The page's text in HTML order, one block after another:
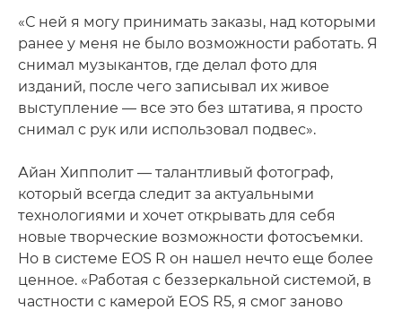
«С ней я могу принимать заказы, над которыми
ранее у меня не было возможности работать. Я
снимал музыкантов, где делал фото для
изданий, после чего записывал их живое
выступление — все это без штатива, я просто
снимал с рук или использовал подвес».
Айан Хипполит — талантливый фотограф,
который всегда следит за актуальными
технологиями и хочет открывать для себя
новые творческие возможности фотосъемки.
Но в системе EOS R он нашел нечто еще более
ценное. «Работая с беззеркальной системой, в
частности с камерой EOS R5, я смог заново